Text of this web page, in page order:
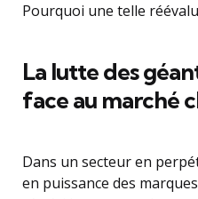
Pourquoi une telle
La lutte des
face au marché
Dans un secteur en
en puissance des